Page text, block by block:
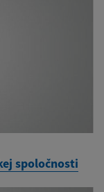
spoločnosti